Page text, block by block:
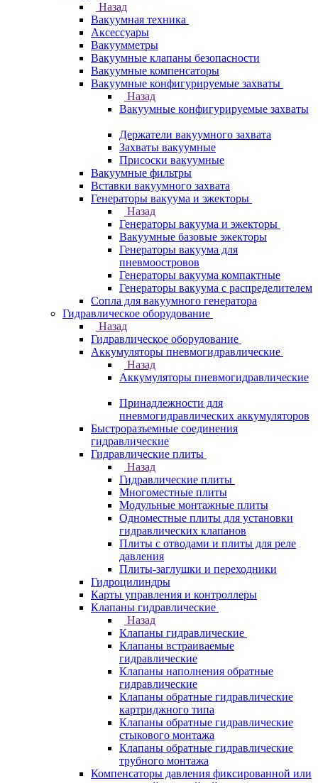
Назад
Вакуумная техника
Аксессуары
Вакуумметры
Вакуумные клапаны безопасности
Вакуумные компенсаторы
Вакуумные конфигурируемые захваты
Назад
Вакуумные конфигурируемые захваты
Держатели вакуумного захвата
Захваты вакуумные
Присоски вакуумные
Вакуумные фильтры
Вставки вакуумного захвата
Генераторы вакуума и эжекторы
Назад
Генераторы вакуума и эжекторы
Вакуумные базовые эжекторы
Генераторы вакуума для
пневмоостровов
Генераторы вакуума компактные
Генераторы вакуума с распределителем
Сопла для вакуумного генератора
Гидравлическое оборудование
Назад
Гидравлическое оборудование
Аккумуляторы пневмогидравлические
Назад
Аккумуляторы пневмогидравлические
Принадлежности для
пневмогидравлических аккумуляторов
Быстроразъемные соединения
гидравлические
Гидравлические плиты
Назад
Гидравлические плиты
Многоместные плиты
Модульные монтажные плиты
Одноместные плиты для установки
гидравлических клапанов
Плиты с отводами и плиты для реле
давления
Плиты-заглушки и переходники
Гидроцилиндры
Карты управления и контроллеры
Клапаны гидравлические
Назад
Клапаны гидравлические
Клапаны встраиваемые
гидравлические
Клапаны наполнения обратные
гидравлические
Клапаны обратные гидравлические
картриджного типа
Клапаны обратные гидравлические
стыкового монтажа
Клапаны обратные гидравлические
трубного монтажа
Компенсаторы давления фиксированной или